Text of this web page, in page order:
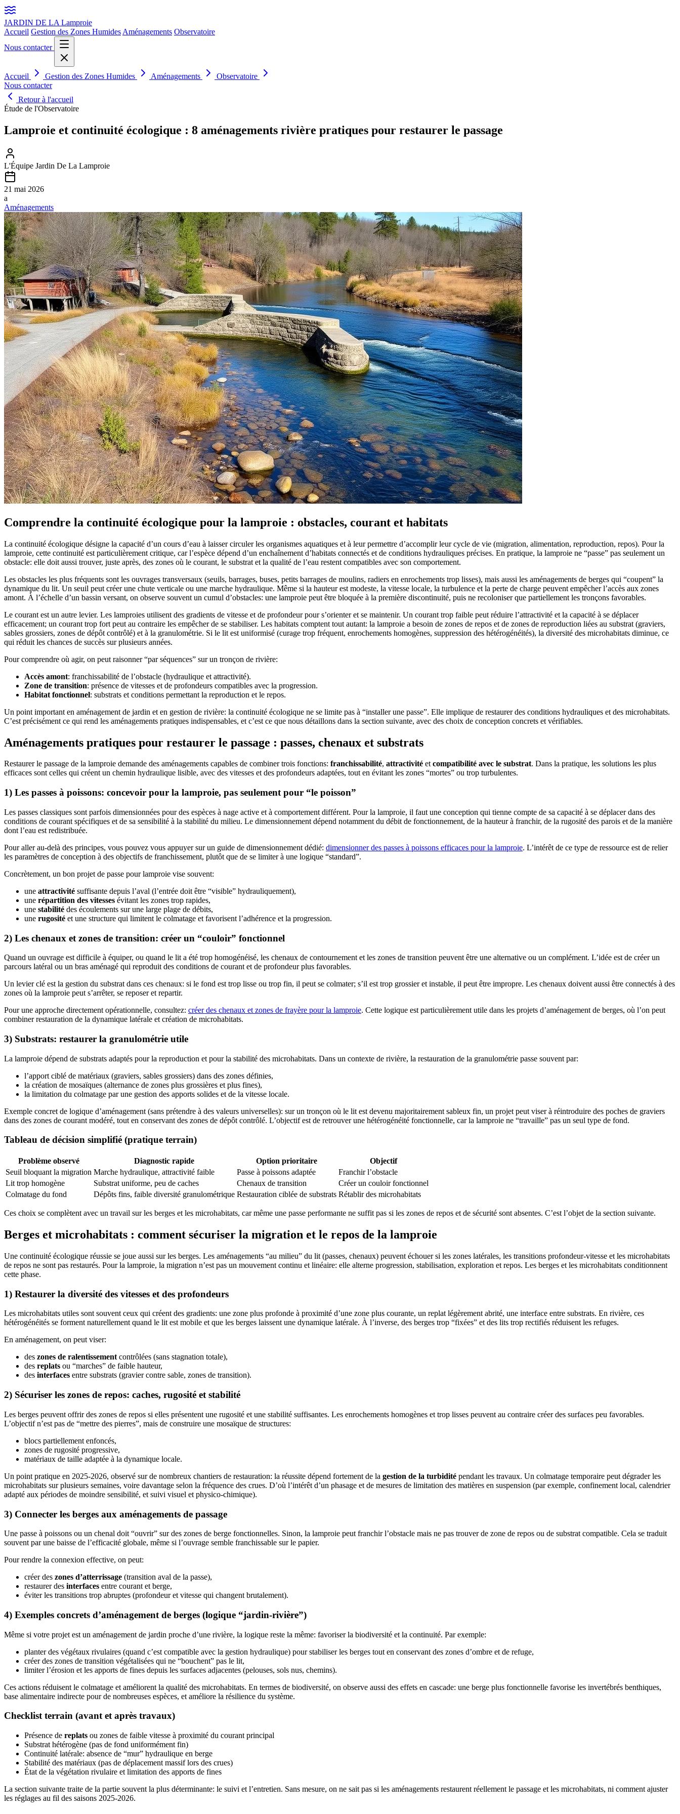
JARDIN DE LA Lamproie
Accueil Gestion des Zones Humides Aménagements Observatoire
Nous contacter
Accueil Gestion des Zones Humides Aménagements
Observatoire
Nous contacter
Retour à l'accueil
Étude de l'Observatoire
Lamproie et continuité écologique : 8 aménagements rivière pratiques pour restaurer le passage
L'Équipe Jardin De La Lamproie
21 mai 2026
a
Aménagements
Comprendre la continuité écologique pour la lamproie : obstacles, courant et habitats
La continuité écologique désigne la capacité d’un cours d’eau à laisser circuler les organismes aquatiques et à leur permettre d’accomplir leur cycle de vie (migration, alimentation, reproduction, repos). Pour la
lamproie, cette continuité est particulièrement critique, car l’espèce dépend d’un enchaînement d’habitats connectés et de conditions hydrauliques précises. En pratique, la lamproie ne “passe” pas seulement un
obstacle: elle doit aussi trouver, juste après, des zones où le courant, le substrat et la qualité de l’eau restent compatibles avec son comportement.
Les obstacles les plus fréquents sont les ouvrages transversaux (seuils, barrages, buses, petits barrages de moulins, radiers en enrochements trop lisses), mais aussi les aménagements de berges qui “coupent” la
dynamique du lit. Un seuil peut créer une chute verticale ou une marche hydraulique. Même si la hauteur est modeste, la vitesse locale, la turbulence et la perte de charge peuvent empêcher l’accès aux zones
amont. À l’échelle d’un bassin versant, on observe souvent un cumul d’obstacles: une lamproie peut être bloquée à la première discontinuité, puis ne recoloniser que partiellement les tronçons favorables.
Le courant est un autre levier. Les lamproies utilisent des gradients de vitesse et de profondeur pour s’orienter et se maintenir. Un courant trop faible peut réduire l’attractivité et la capacité à se déplacer
efficacement; un courant trop fort peut au contraire les empêcher de se stabiliser. Les habitats comptent tout autant: la lamproie a besoin de zones de repos et de zones de reproduction liées au substrat (graviers,
sables grossiers, zones de dépôt contrôlé) et à la granulométrie. Si le lit est uniformisé (curage trop fréquent, enrochements homogènes, suppression des hétérogénéités), la diversité des microhabitats diminue, ce
qui réduit les chances de succès sur plusieurs années.
Pour comprendre où agir, on peut raisonner “par séquences” sur un tronçon de rivière:
Accès amont: franchissabilité de l’obstacle (hydraulique et attractivité).
Zone de transition: présence de vitesses et de profondeurs compatibles avec la progression.
Habitat fonctionnel: substrats et conditions permettant la reproduction et le repos.
Un point important en aménagement de jardin et en gestion de rivière: la continuité écologique ne se limite pas à “installer une passe”. Elle implique de restaurer des conditions hydrauliques et des microhabitats.
C’est précisément ce qui rend les aménagements pratiques indispensables, et c’est ce que nous détaillons dans la section suivante, avec des choix de conception concrets et vérifiables.
Aménagements pratiques pour restaurer le passage : passes, chenaux et substrats
Restaurer le passage de la lamproie demande des aménagements capables de combiner trois fonctions: franchissabilité, attractivité etcompatibilité avec le substrat. Dans la pratique, les solutions les plus
efficaces sont celles qui créent un chemin hydraulique lisible, avec des vitesses et des profondeurs adaptées, tout en évitant les zones “mortes” ou trop turbulentes.
1) Les passes à poissons: concevoir pour la lamproie, pas seulement pour “le poisson”
Les passes classiques sont parfois dimensionnées pour des espèces à nage active et à comportement différent. Pour la lamproie, il faut une conception qui tienne compte de sa capacité à se déplacer dans des
conditions de courant spécifiques et de sa sensibilité à la stabilité du milieu. Le dimensionnement dépend notamment du débit de fonctionnement, de la hauteur à franchir, de la rugosité des parois et de la manière
dont l’eau est redistribuée.
Pour aller au-delà des principes, vous pouvez vous appuyer sur un guide de dimensionnement dédié: dimensionner des passes à poissons efficaces pour la lamproie. L’intérêt de ce type de ressource est de relier
les paramètres de conception à des objectifs de franchissement, plutôt que de se limiter à une logique “standard”.
Concrètement, un bon projet de passe pour lamproie vise souvent:
une attractivité suffisante depuis l’aval (l’entrée doit être “visible” hydrauliquement),
une répartition des vitesses évitant les zones trop rapides,
une stabilité des écoulements sur une large plage de débits,
une rugosité et une structure qui limitent le colmatage et favorisent l’adhérence et la progression.
2) Les chenaux et zones de transition: créer un “couloir” fonctionnel
Quand un ouvrage est difficile à équiper, ou quand le lit a été trop homogénéisé, les chenaux de contournement et les zones de transition peuvent être une alternative ou un complément. L’idée est de créer un
parcours latéral ou un bras aménagé qui reproduit des conditions de courant et de profondeur plus favorables.
Un levier clé est la gestion du substrat dans ces chenaux: si le fond est trop lisse ou trop fin, il peut se colmater; s’il est trop grossier et instable, il peut être impropre. Les chenaux doivent aussi être connectés à des
zones où la lamproie peut s’arrêter, se reposer et repartir.
Pour une approche directement opérationnelle, consultez: créer des chenaux et zones de frayère pour la lamproie. Cette logique est particulièrement utile dans les projets d’aménagement de berges, où l’on peut
combiner restauration de la dynamique latérale et création de microhabitats.
3) Substrats: restaurer la granulométrie utile
La lamproie dépend de substrats adaptés pour la reproduction et pour la stabilité des microhabitats. Dans un contexte de rivière, la restauration de la granulométrie passe souvent par:
l’apport ciblé de matériaux (graviers, sables grossiers) dans des zones définies,
la création de mosaïques (alternance de zones plus grossières et plus fines),
la limitation du colmatage par une gestion des apports solides et de la vitesse locale.
Exemple concret de logique d’aménagement (sans prétendre à des valeurs universelles): sur un tronçon où le lit est devenu majoritairement sableux fin, un projet peut viser à réintroduire des poches de graviers
dans des zones de courant modéré, tout en conservant des zones de dépôt contrôlé. L’objectif est de retrouver une hétérogénéité fonctionnelle, car la lamproie ne “travaille” pas un seul type de fond.
Tableau de décision simplifié (pratique terrain)
Problème observé Diagnostic rapide Option prioritaire
Objectif
Seuil bloquant la migration Marche hydraulique, attractivité faible Passe à poissons adaptée
Franchir l’obstacle
Lit trop homogène
Substrat uniforme, peu de caches Chenaux de transition
Créer un couloir fonctionnel
Colmatage du fond
Dépôts fins, faible diversité granulométrique Restauration ciblée de substrats Rétablir des microhabitats
Ces choix se complètent avec un travail sur les berges et les microhabitats, car même une passe performante ne suffit pas si les zones de repos et de sécurité sont absentes. C’est l’objet de la section suivante.
Berges et microhabitats : comment sécuriser la migration et le repos de la lamproie
Une continuité écologique réussie se joue aussi sur les berges. Les aménagements “au milieu” du lit (passes, chenaux) peuvent échouer si les zones latérales, les transitions profondeur-vitesse et les microhabitats
de repos ne sont pas restaurés. Pour la lamproie, la migration n’est pas un mouvement continu et linéaire: elle alterne progression, stabilisation, exploration et repos. Les berges et les microhabitats conditionnent
cette phase.
1) Restaurer la diversité des vitesses et des profondeurs
Les microhabitats utiles sont souvent ceux qui créent des gradients: une zone plus profonde à proximité d’une zone plus courante, un replat légèrement abrité, une interface entre substrats. En rivière, ces
hétérogénéités se forment naturellement quand le lit est mobile et que les berges laissent une dynamique latérale. À l’inverse, des berges trop “fixées” et des lits trop rectifiés réduisent les refuges.
En aménagement, on peut viser:
des zones de ralentissementcontrôlées (sans stagnation totale),
des replats ou “marches” de faible hauteur,
des interfaces entre substrats (gravier contre sable, zones de transition).
2) Sécuriser les zones de repos: caches, rugosité et stabilité
Les berges peuvent offrir des zones de repos si elles présentent une rugosité et une stabilité suffisantes. Les enrochements homogènes et trop lisses peuvent au contraire créer des surfaces peu favorables.
L’objectif n’est pas de “mettre des pierres”, mais de construire une mosaïque de structures:
blocs partiellement enfoncés,
zones de rugosité progressive,
matériaux de taille adaptée à la dynamique locale.
Un point pratique en 2025-2026, observé sur de nombreux chantiers de restauration: la réussite dépend fortement de la gestion de la turbidité pendant les travaux. Un colmatage temporaire peut dégrader les
microhabitats sur plusieurs semaines, voire davantage selon la fréquence des crues. D’où l’intérêt d’un phasage et de mesures de limitation des matières en suspension (par exemple, confinement local, calendrier
adapté aux périodes de moindre sensibilité, et suivi visuel et physico-chimique).
3) Connecter les berges aux aménagements de passage
Une passe à poissons ou un chenal doit “ouvrir” sur des zones de berge fonctionnelles. Sinon, la lamproie peut franchir l’obstacle mais ne pas trouver de zone de repos ou de substrat compatible. Cela se traduit
souvent par une baisse de l’efficacité globale, même si l’ouvrage semble franchissable sur le papier.
Pour rendre la connexion effective, on peut:
créer des zones d’atterrissage (transition aval de la passe),
restaurer des interfaces entre courant et berge,
éviter les transitions trop abruptes (profondeur et vitesse qui changent brutalement).
4) Exemples concrets d’aménagement de berges (logique “jardin-rivière”)
Même si votre projet est un aménagement de jardin proche d’une rivière, la logique reste la même: favoriser la biodiversité et la continuité. Par exemple:
planter des végétaux rivulaires (quand c’est compatible avec la gestion hydraulique) pour stabiliser les berges tout en conservant des zones d’ombre et de refuge,
créer des zones de transition végétalisées qui ne “bouchent” pas le lit,
limiter l’érosion et les apports de fines depuis les surfaces adjacentes (pelouses, sols nus, chemins).
Ces actions réduisent le colmatage et améliorent la qualité des microhabitats. En termes de biodiversité, on observe aussi des effets en cascade: une berge plus fonctionnelle favorise les invertébrés benthiques,
base alimentaire indirecte pour de nombreuses espèces, et améliore la résilience du système.
Checklist terrain (avant et après travaux)
Présence de replats ou zones de faible vitesse à proximité du courant principal
Substrat hétérogène (pas de fond uniformément fin)
Continuité latérale: absence de “mur” hydraulique en berge
Stabilité des matériaux (pas de déplacement massif lors des crues)
État de la végétation rivulaire et limitation des apports de fines
La section suivante traite de la partie souvent la plus déterminante: le suivi et l’entretien. Sans mesure, on ne sait pas si les aménagements restaurent réellement le passage et les microhabitats, ni comment ajuster
les réglages au fil des saisons 2025-2026.